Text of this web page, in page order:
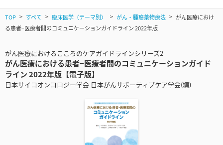
TOP すべて 臨床医学（テーマ別） がん・腫瘍薬物療法
がん医療におけ
る患者−医療者間のコミュニケーションガイドライン 2022年版
がん医療におけるこころのケアガイドラインシリーズ2
がん医療における患者−医療者間のコミュニケーションガイド
ライン 2022年版【電子版】
日本サイコオンコロジー学会 日本がんサポーティブケア学会(編)